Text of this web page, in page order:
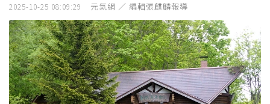
2025-10-25 08:09:29 元氣網 ／ 編輯張麒麟報導